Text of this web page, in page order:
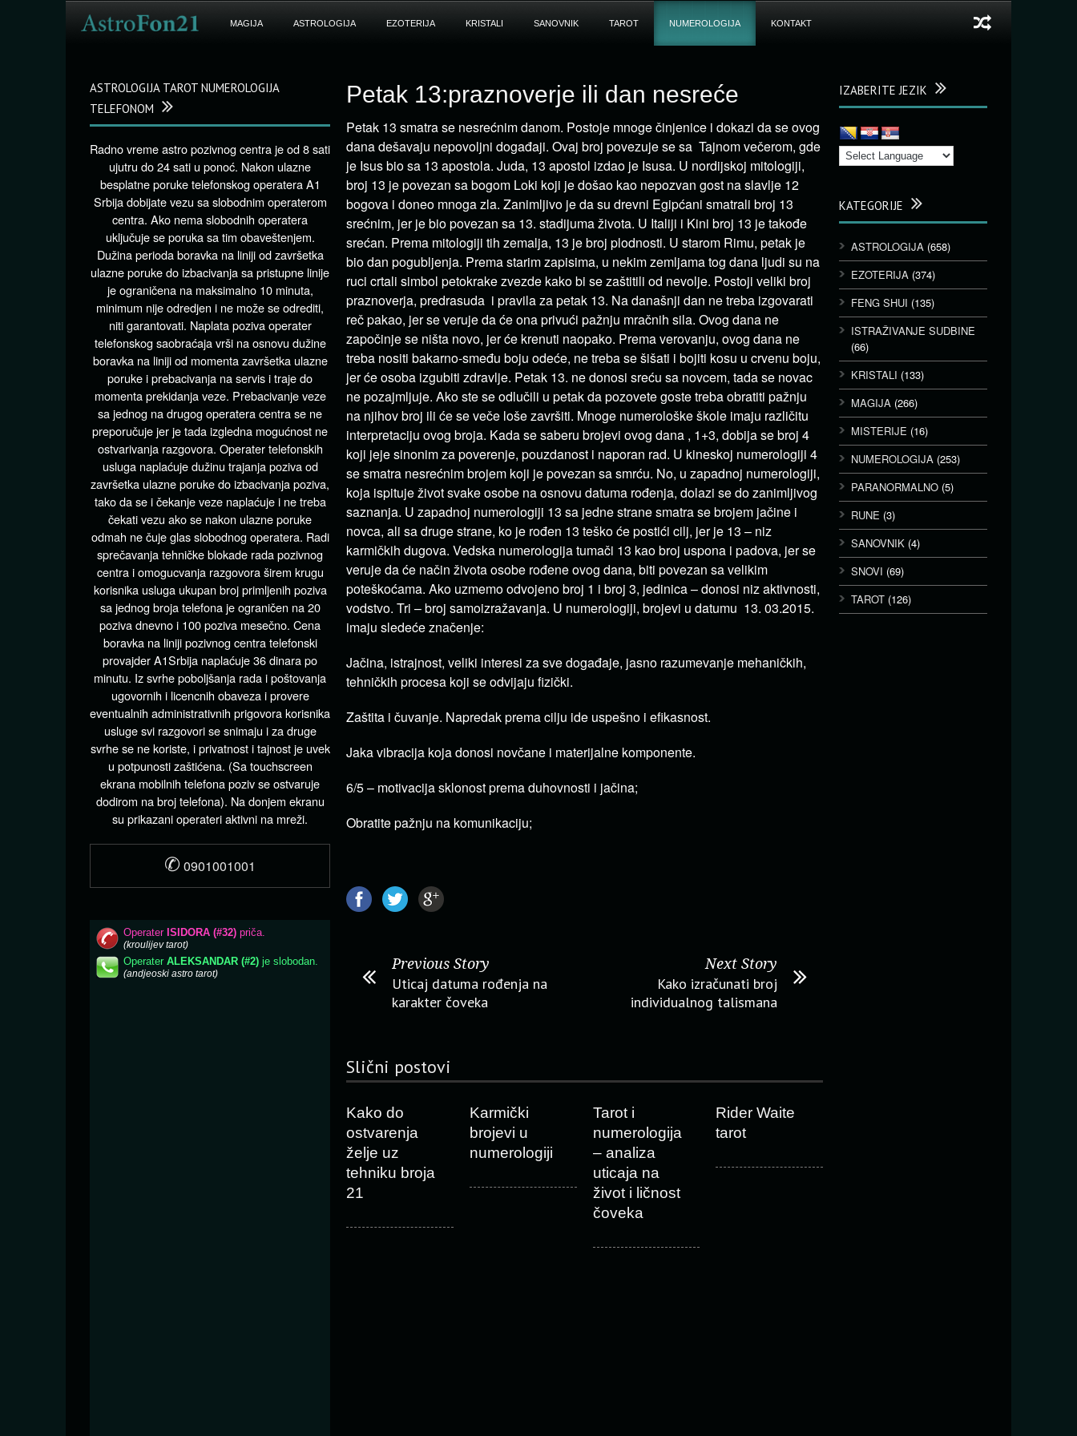
MAGIJA ASTROLOGIJA EZOTERIJA KRISTALI SANOVNIK TAROT NUMEROLOGIJA KONTAKT
Petak 13:praznoverje ili dan nesreće
Petak 13 smatra se nesrećnim danom. Postoje mnoge činjenice i dokazi da se ovog
dana dešavaju nepovoljni događaji. Ovaj broj povezuje se sa Tajnom večerom, gde
je Isus bio sa 13 apostola. Juda, 13 apostol izdao je Isusa. U nordijskoj mitologiji,
broj 13 je povezan sa bogom Loki koji je došao kao nepozvan gost na slavlje 12
bogova i doneo mnoga zla. Zanimljivo je da su drevni Egipćani smatrali broj 13
srećnim, jer je bio povezan sa 13. stadijuma života. U Italiji i Kini broj 13 je takođe
srećan. Prema mitologiji tih zemalja, 13 je broj plodnosti. U starom Rimu, petak je
bio dan pogubljenja. Prema starim zapisima, u nekim zemljama tog dana ljudi su na
ruci crtali simbol petokrake zvezde kako bi se zaštitili od nevolje. Postoji veliki broj
praznoverja, predrasuda i pravila za petak 13. Na današnji dan ne treba izgovarati
reč pakao, jer se veruje da će ona privući pažnju mračnih sila. Ovog dana ne
započinje se ništa novo, jer će krenuti naopako. Prema verovanju, ovog dana ne
treba nositi bakarno-smeđu boju odeće, ne treba se šišati i bojiti kosu u crvenu boju,
jer će osoba izgubiti zdravlje. Petak 13. ne donosi sreću sa novcem, tada se novac
ne pozajmljuje. Ako ste se odlučili u petak da pozovete goste treba obratiti pažnju
na njihov broj ili će se veče loše završiti. Mnoge numerološke škole imaju različitu
interpretaciju ovog broja. Kada se saberu brojevi ovog dana , 1+3, dobija se broj 4
koji jeje sinonim za poverenje, pouzdanost i naporan rad. U kineskoj numerologiji 4
se smatra nesrećnim brojem koji je povezan sa smrću. No, u zapadnoj numerologiji,
koja ispituje život svake osobe na osnovu datuma rođenja, dolazi se do zanimljivog
saznanja. U zapadnoj numerologiji 13 sa jedne strane smatra se brojem jačine i
novca, ali sa druge strane, ko je rođen 13 teško će postići cilj, jer je 13 – niz
karmičkih dugova. Vedska numerologija tumači 13 kao broj uspona i padova, jer se
veruje da će način života osobe rođene ovog dana, biti povezan sa velikim
poteškoćama. Ako uzmemo odvojeno broj 1 i broj 3, jedinica – donosi niz aktivnosti,
vodstvo. Tri – broj samoizražavanja. U numerologiji, brojevi u datumu 13. 03.2015.
imaju sledeće značenje:
Jačina, istrajnost, veliki interesi za sve događaje, jasno razumevanje mehaničkih,
tehničkih procesa koji se odvijaju fizički.
Zaštita i čuvanje. Napredak prema cilju ide uspešno i efikasnost.
Jaka vibracija koja donosi novčane i materijalne komponente.
6/5 – motivacija sklonost prema duhovnosti i jačina;
Obratite pažnju na komunikaciju;
Previous Story
Uticaj datuma rođenja na
karakter čoveka
Next Story
Kako izračunati broj
individualnog talismana
Slični postovi
Kako do
ostvarenja
želje uz
tehniku broja
21
Karmički
brojevi u
numerologiji
Tarot i
numerologija
– analiza
uticaja na
život i ličnost
čoveka
Rider Waite
tarot
IZABERITE JEZIK
KATEGORIJE
ASTROLOGIJA (658)
EZOTERIJA (374)
FENG SHUI (135)
ISTRAŽIVANJE SUDBINE
(66)
KRISTALI (133)
MAGIJA (266)
MISTERIJE (16)
NUMEROLOGIJA (253)
PARANORMALNO (5)
RUNE (3)
SANOVNIK (4)
SNOVI (69)
TAROT (126)
ASTROLOGIJA TAROT NUMEROLOGIJA
TELEFONOM
Radno vreme astro pozivnog centra je od 8 sati
ujutru do 24 sati u ponoć. Nakon ulazne
besplatne poruke telefonskog operatera A1
Srbija dobijate vezu sa slobodnim operaterom
centra. Ako nema slobodnih operatera
uključuje se poruka sa tim obaveštenjem.
Dužina perioda boravka na liniji od završetka
ulazne poruke do izbacivanja sa pristupne linije
je ograničena na maksimalno 10 minuta,
minimum nije odredjen i ne može se odrediti,
niti garantovati. Naplata poziva operater
telefonskog saobraćaja vrši na osnovu dužine
boravka na liniji od momenta završetka ulazne
poruke i prebacivanja na servis i traje do
momenta prekidanja veze. Prebacivanje veze
sa jednog na drugog operatera centra se ne
preporučuje jer je tada izgledna mogućnost ne
ostvarivanja razgovora. Operater telefonskih
usluga naplaćuje dužinu trajanja poziva od
završetka ulazne poruke do izbacivanja poziva,
tako da se i čekanje veze naplaćuje i ne treba
čekati vezu ako se nakon ulazne poruke
odmah ne čuje glas slobodnog operatera. Radi
sprečavanja tehničke blokade rada pozivnog
centra i omogucvanja razgovora širem krugu
korisnika usluga ukupan broj primljenih poziva
sa jednog broja telefona je ograničen na 20
poziva dnevno i 100 poziva mesečno. Cena
boravka na liniji pozivnog centra telefonski
provajder A1Srbija naplaćuje 36 dinara po
minutu. Iz svrhe poboljšanja rada i poštovanja
ugovornih i licencnih obaveza i provere
eventualnih administrativnih prigovora korisnika
usluge svi razgovori se snimaju i za druge
svrhe se ne koriste, i privatnost i tajnost je uvek
u potpunosti zaštićena. (Sa touchscreen
ekrana mobilnih telefona poziv se ostvaruje
dodirom na broj telefona). Na donjem ekranu
su prikazani operateri aktivni na mreži.
✆ 0901001001